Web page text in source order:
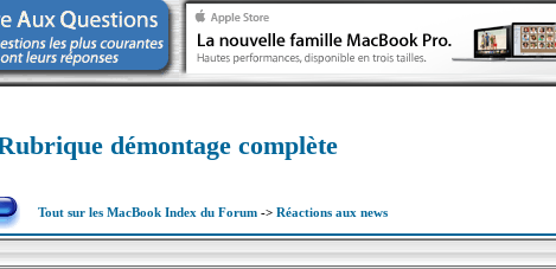
démontage complète
Tout sur les MacBook Index du Forum-> Réactions aux news